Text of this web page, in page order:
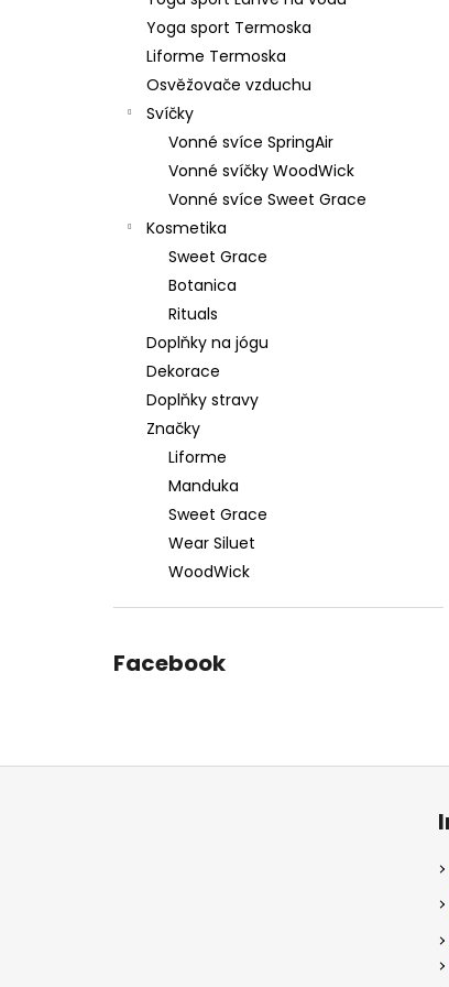
Yoga sport Termoska
Liforme Termoska
Osvěžovače vzduchu
Svíčky
Vonné svíce SpringAir
Vonné svíčky WoodWick
Vonné svíce Sweet Grace
Kosmetika
Sweet Grace
Botanica
Rituals
Doplňky na jógu
Dekorace
Doplňky stravy
Značky
Liforme
Manduka
Sweet Grace
Wear Siluet
WoodWick
Facebook
879 Kč
Původně:1 099 Kč
Z